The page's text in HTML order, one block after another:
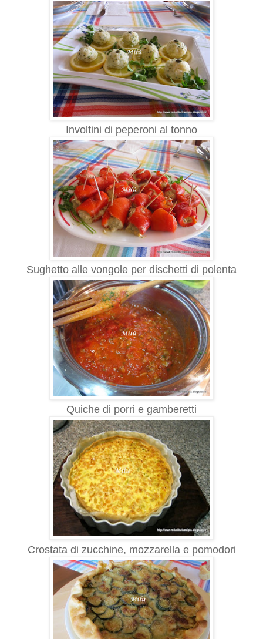
Involtini di peperoni al tonno
Sughetto alle vongole per dischetti di polenta
Quiche di porri e gamberetti
Crostata di zucchine, mozzarella e pomodori